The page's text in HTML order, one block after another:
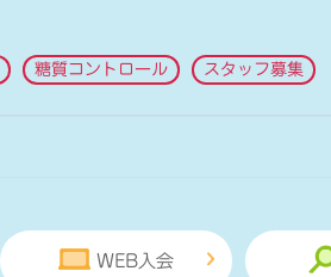
糖質コントロール スタッフ募集
WEB入会